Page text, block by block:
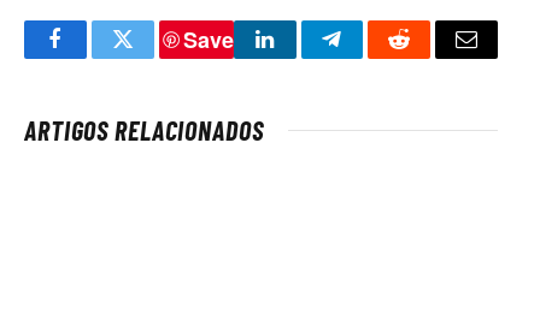
FacebookTwitter
Save
LinkedInTelegramReddit Email
ARTIGOS RELACIONADOS